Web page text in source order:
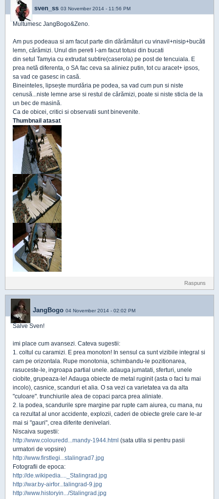
sven_ss 03 November 2014 - 11:56 PM
Multumesc JangBogo&Zeno.
Am pus podeaua si am facut parte din dărâmături cu vinavil+nisip+bucăti
lemn, cărămizi. Unul din pereti l-am facut totusi din bucati
din setul Tamyia cu extrudat subtire(caserola) pe post de tencuiala. E
prea netă diferenta, o SA fac ceva sa aliniez putin, tot cu aracet+ ipsos,
sa vad ce gasesc in casă.
Bineinteles, lipsește murdăria pe podea, sa vad cum pun si niste
cenusă...niste lemne arse si restul de cărămizi, poate si niste sticla de la
un bec de masină.
Ca de obicei, critici si observatii sunt binevenite.
Thumbnail atasat
Raspuns
JangBogo 04 November 2014 - 02:02 PM
Salve Sven!
imi place cum avansezi. Cateva sugestii:
1. coltul cu caramizi. E prea monoton! In sensul ca sunt vizibile integral si
cam pe orizontala. Rupe monotonia, schimbandu-le pozitionarea,
rasuceste-le, ingroapa partial unele. adauga jumatati, sferturi, unele
ciobite, grupeaza-le! Adauga obiecte de metal ruginit (asta o faci tu mai
incolo), casnice, scanduri et alia. O sa vezi ca varietatea va da alta
"culoare". trunchiurile alea de copaci parca prea aliniate.
2. la podea, scandurile spre margine par rupte cam aiurea, cu mana, nu
ca rezultat al unor accidente, explozii, caderi de obiecte grele care le-ar
mai si "gauri", crea diferite denivelari.
Niscaiva sugestii:
http://www.colouredd...mandy-1944.html (sata utila si pentru pasii
urmatori de vopsire)
http://www.firstlegi...stalingrad7.jpg
Fotografii de epoca:
http://de.wikipedia...._Stalingrad.jpg
http://war.by-airfor...talingrad-9.jpg
http://www.historyin.../Stalingrad.jpg